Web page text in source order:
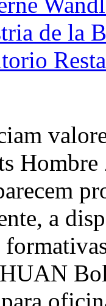
de la
Hombre
a